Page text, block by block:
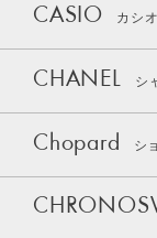
CASIO カシオ
CHANEL シ
Chopard シ